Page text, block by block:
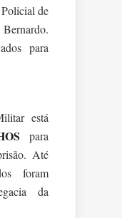
de
para
está
para
Até
foram
da